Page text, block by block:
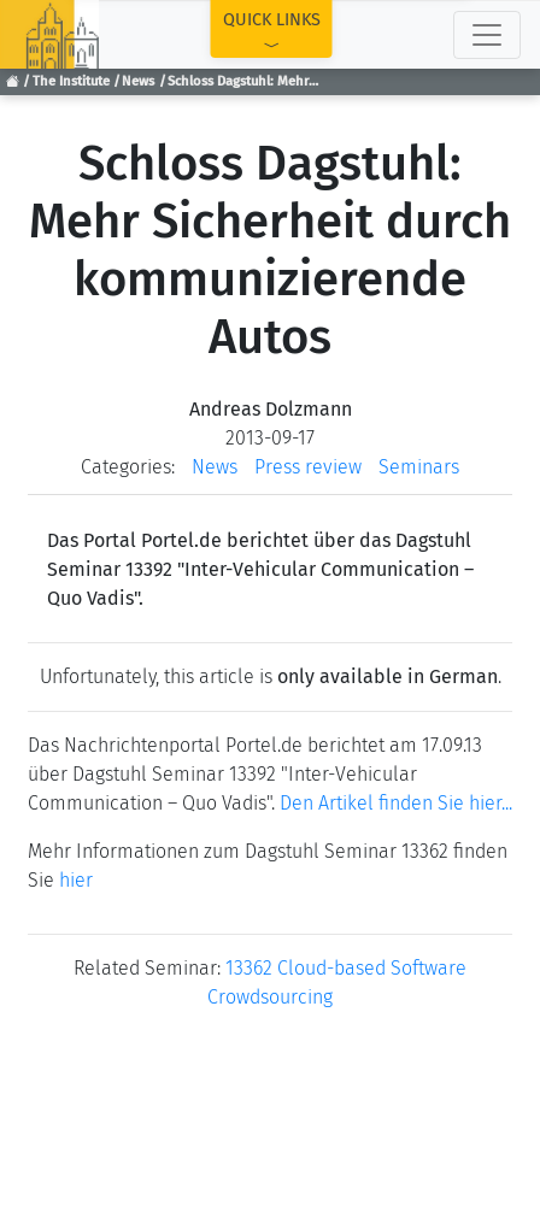
The Institute News Schloss Dagstuhl: Mehr Sicherheit durch kommunizierende Autos
QUICK LINKS
Schloss Dagstuhl:
Mehr Sicherheit durch
kommunizierende
Autos
Andreas Dolzmann
2013-09-17
Categories:
News Press review Seminars
Das Portal Portel.de berichtet über das Dagstuhl
Seminar 13392 "Inter-Vehicular Communication –
Quo Vadis".
Unfortunately, this article is only available in German.
Das Nachrichtenportal Portel.de berichtet am 17.09.13
über Dagstuhl Seminar 13392 "Inter-Vehicular
Communication – Quo Vadis". Den Artikel finden Sie hier...
Mehr Informationen zum Dagstuhl Seminar 13362 finden
Sie hier
Related Seminar: 13362 Cloud-based Software
Crowdsourcing